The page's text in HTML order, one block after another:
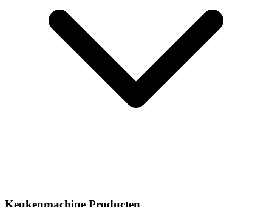
Keukenmachine Producten